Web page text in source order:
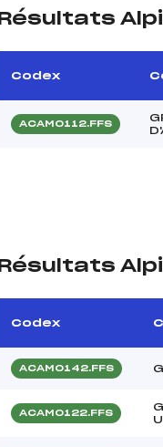
Résultats
Codex
ACAM0112.FFS
Résultats
Codex
ACAM0142.FFS
ACAM0122.FFS